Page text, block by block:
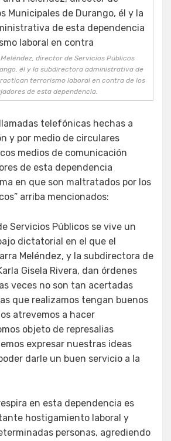
director de Servicios Públicos
él y la subdirectora administrativa de
terrorismo laboral en contra de los
de esta dependencia.
telefónicas hechas a
y por medio de circulares
medios de comunicación
de esta dependencia
en que son maltratados por los
arriba mencionados:
Servicios Públicos se vive un
dictatorial en el que el
Meléndez, y la subdirectora de
Gisela Rivera, dan órdenes
veces no son tan acertadas
que realizamos tengan buenos
atrevemos a hacer
objeto de represalias
expresar nuestras ideas
darle un buen servicio a la
en esta dependencia es
hostigamiento laboral y
personas, agrediendo